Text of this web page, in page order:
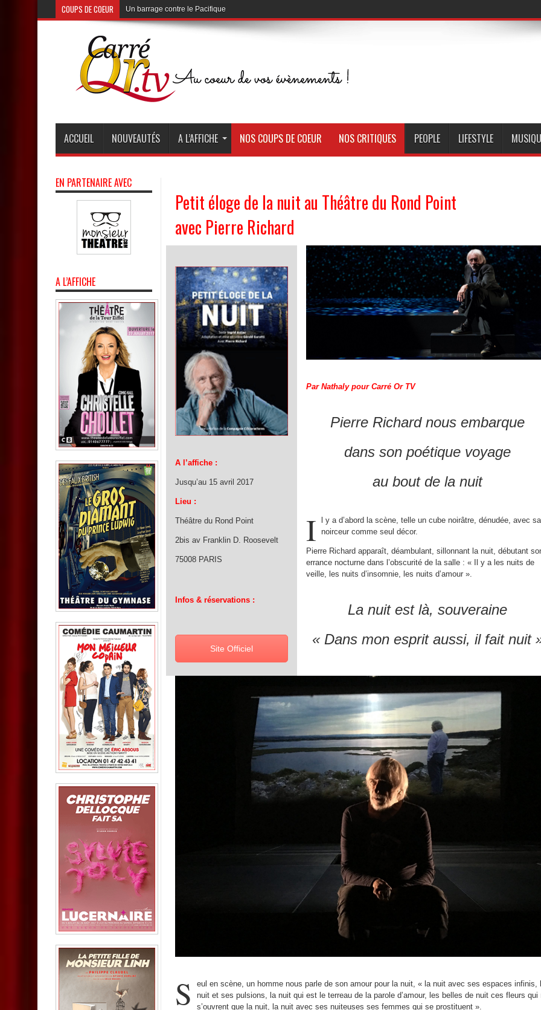
COUPS DE COEUR Un barrage contre le Pacifique
au Théâtre de Poche de Montparnasse
ACCUEIL NOUVEAUTÉS A L’AFFICHE NOS COUPS DE COEUR NOS CRITIQUES PEOPLE LIFESTYLE
Petit éloge de la nuit au Théâtre du Rond Point
avec Pierre Richard
A l’affiche :
Jusqu’au 15 avril 2017
Lieu :
Théâtre du Rond Point
2bis av Franklin D. Roosevelt
75008 PARIS
Infos & réservations :
Site Officiel
Par Nathaly pour Carré Or TV
Pierre Richard nous embarque
dans son poétique voyage
au bout de la nuit
I l y a d’abord la scène, telle un cube noirâtre, dénudée, avec sa
noirceur comme seul décor.
Pierre Richard apparaît, déambulant, sillonnant la nuit, débutant
errance nocturne dans l’obscurité de la salle : « Il y a les nuits de
veille, les nuits d’insomnie, les nuits d’amour ».
La nuit est là, souveraine
« Dans mon esprit aussi, il fait nuit
S
eul en scène, un homme nous parle de son amour pour la nuit, « la nuit avec ses espaces infinis,
nuit et ses pulsions, la nuit qui est le terreau de la parole d’amour, les belles de nuit ces fleurs qui
s’ouvrent que la nuit, la nuit avec ses nuiteuses ses femmes qui se prostituent ».
EN PARTENAIRE AVEC
A L’AFFICHE